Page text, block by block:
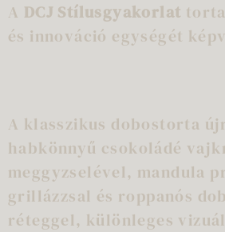
A DCJ Stílusgyakorlat
és innováció egységét
A klasszikus dobostorta
habkönnyű csokoládé
meggyzselével, mandula
grillázzsal és roppanós
réteggel, különleges